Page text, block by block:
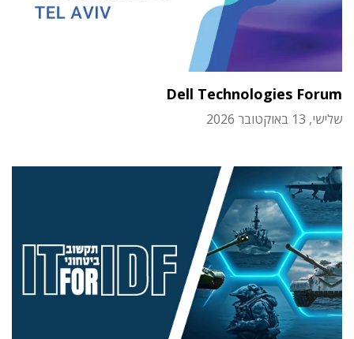
Dell Technologies Forum
שלישי, 13 באוקטובר 2026